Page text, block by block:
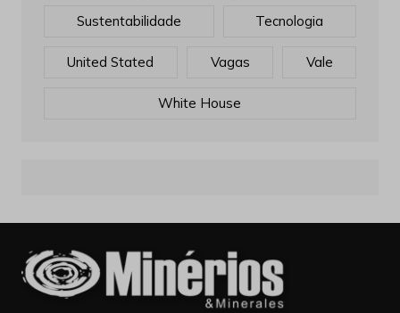
Sustentabilidade Tecnologia
United Stated Vagas Vale
White House